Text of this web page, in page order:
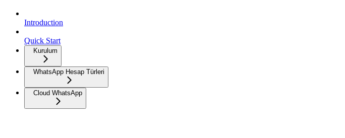
Introduction
Quick Start
Kurulum
WhatsApp Hesap Türleri
Cloud WhatsApp